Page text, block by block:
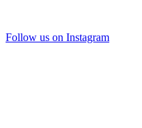
Follow us on Instagram